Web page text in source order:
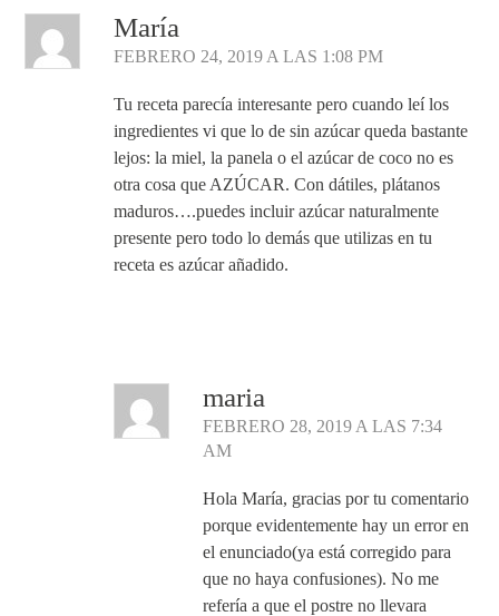
María
FEBRERO 24, 2019 A LAS 1:08 PM
Tu receta parecía interesante pero cuando leí los
ingredientes vi que lo de sin azúcar queda bastante
lejos: la miel, la panela o el azúcar de coco no es
otra cosa que AZÚCAR. Con dátiles, plátanos
maduros….puedes incluir azúcar naturalmente
presente pero todo lo demás que utilizas en tu
receta es azúcar añadido.
maria
FEBRERO 28, 2019 A LAS 7:34
AM
Hola María, gracias por tu comentario
porque evidentemente hay un error en
el enunciado(ya está corregido para
que no haya confusiones). No me
refería a que el postre no llevara